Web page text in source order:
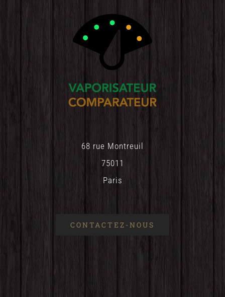
68 rue Montreuil
75011
Paris
CONTACTEZ-NOUS